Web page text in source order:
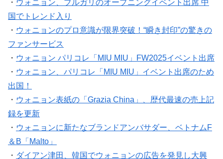
国でトレンド入り
・ウォニョンのプロ意識が限界突破！“瞬き封印”の驚きの
ファンサービス
・ウォニョン パリコレ「MIU MIU」FW2025イベント出席
ウォニョン、パリコレ「MIU MIU」イベント出席のため
出国！
・ウォニョン表紙の「Grazia China」、歴代最速の売上記
録を更新
・ウォニョンに新たなブランドアンバサダー、ベトナムF
＆B「Malto」
・ダイアン津田、韓国でウォニョンの広告を発見し大興